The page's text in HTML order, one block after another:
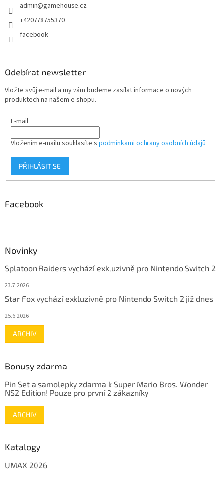
admin@gamehouse.cz
+420778755370
facebook
Odebírat newsletter
Vložte svůj e-mail a my vám budeme zasílat informace o nových
produktech na našem e-shopu.
E-mail
Vložením e-mailu souhlasíte s podmínkami ochrany osobních údajů
PŘIHLÁSIT SE
Facebook
Novinky
Splatoon Raiders vychází exkluzivně pro Nintendo Switch 2
23.7.2026
Star Fox vychází exkluzivně pro Nintendo Switch 2 již dnes
25.6.2026
ARCHIV
Bonusy zdarma
Pin Set a samolepky zdarma k Super Mario Bros. Wonder
NS2 Edition! Pouze pro první 2 zákazníky
ARCHIV
Katalogy
UMAX 2026